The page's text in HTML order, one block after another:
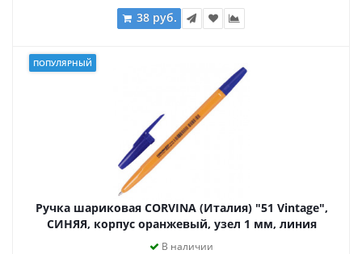
38 руб.
ПОПУЛЯРНЫЙ
Ручка шариковая CORVINA (Италия) "51 Vintage",
СИНЯЯ, корпус оранжевый, узел 1 мм, линия
письма 0,7 мм, 40163/02
В наличии